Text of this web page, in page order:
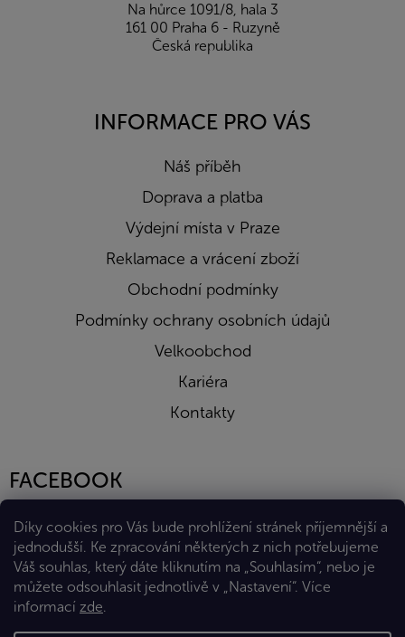
Díky cookies pro Vás bude prohlížení stránek příjemnější a
jednodušší. Ke zpracování některých z nich potřebujeme
Váš souhlas, který dáte kliknutím na „Souhlasím“, nebo je
můžete odsouhlasit jednotlivě v „Nastavení“. Více
informací zde.
Na hůrce 1091/8, hala 3
161 00 Praha 6 - Ruzyně
Česká republika
INFORMACE PRO VÁS
Náš příběh
Doprava a platba
Výdejní místa v Praze
Reklamace a vrácení zboží
Obchodní podmínky
Podmínky ochrany osobních údajů
Velkoobchod
Kariéra
Kontakty
FACEBOOK